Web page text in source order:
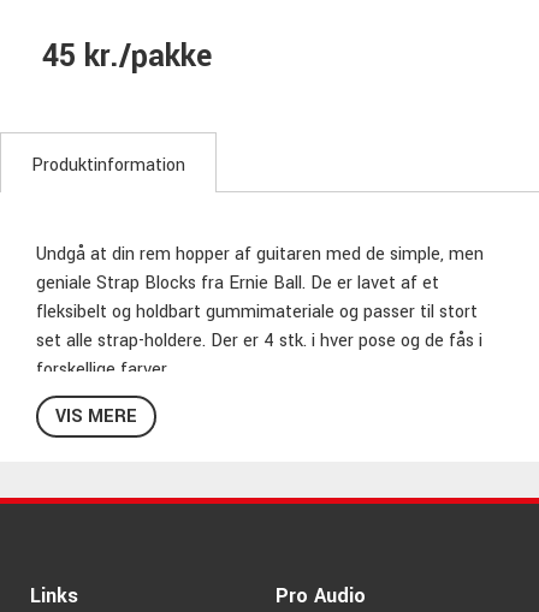
45 kr./pakke
Produktinformation
Undgå at din rem hopper af guitaren med de simple, men
geniale Strap Blocks fra Ernie Ball. De er lavet af et
fleksibelt og holdbart gummimateriale og passer til stort
set alle strap-holdere. Der er 4 stk. i hver pose og de fås i
forskellige farver.
VIS MERE
Links Pro Audio